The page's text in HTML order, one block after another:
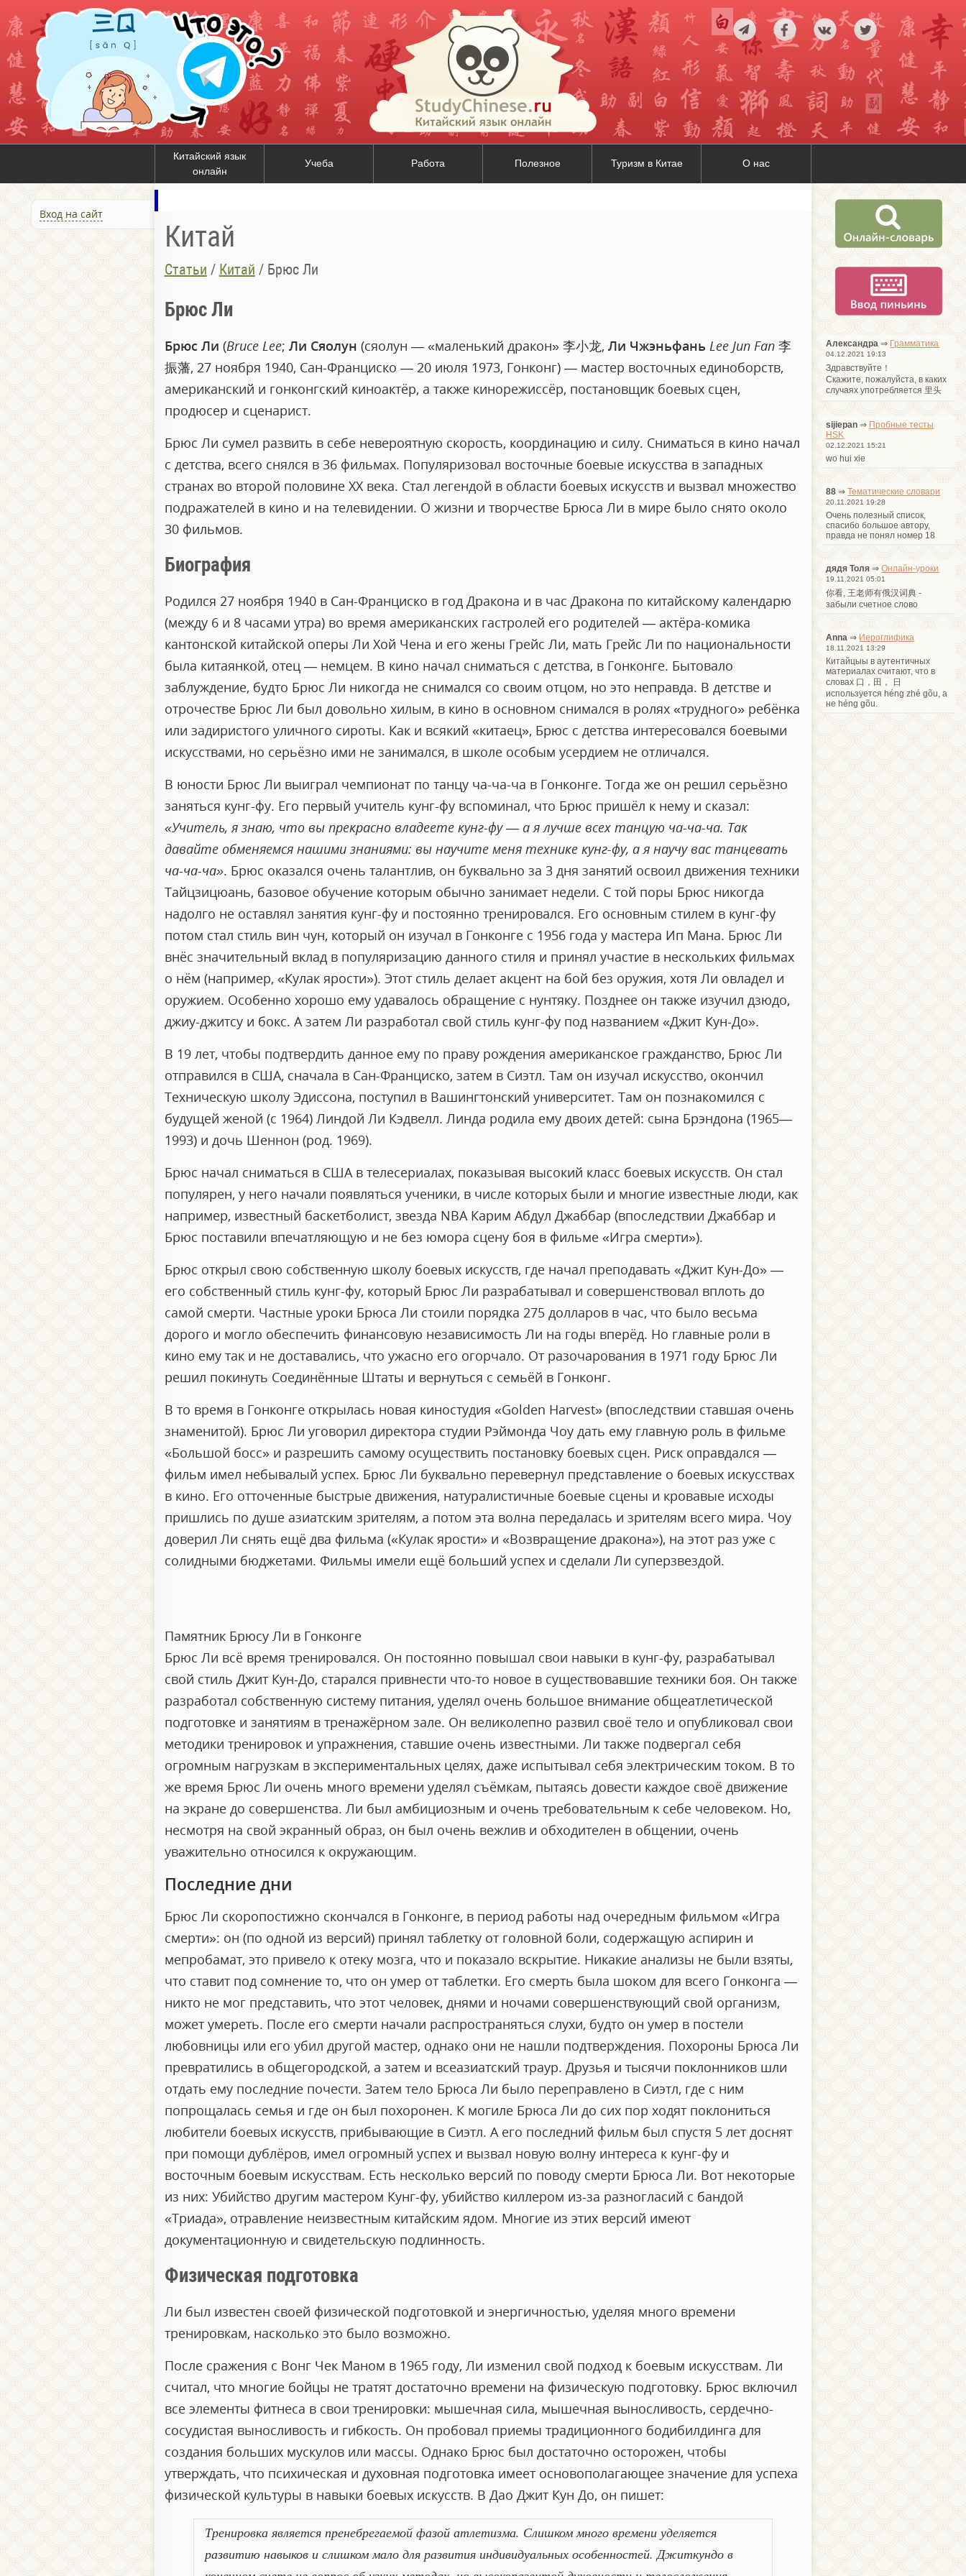
Китайский язык
онлайн
Учеба Работа Полезное Туризм в Китае О нас
Вход на сайт
Китай
Статьи / Китай / Брюс Ли
Брюс Ли
Брюс Ли (Bruce Lee; Ли Сяолун (сяолун — «маленький дракон» 李小龙, Ли Чжэньфань Lee Jun Fan 李
振藩, 27 ноября 1940, Сан-Франциско — 20 июля 1973, Гонконг) — мастер восточных единоборств,
американский и гонконгский киноактёр, а также кинорежиссёр, постановщик боевых сцен,
продюсер и сценарист.
Брюс Ли сумел развить в себе невероятную скорость, координацию и силу. Сниматься в кино начал
с детства, всего снялся в 36 фильмах. Популяризовал восточные боевые искусства в западных
странах во второй половине XX века. Стал легендой в области боевых искусств и вызвал множество
подражателей в кино и на телевидении. О жизни и творчестве Брюса Ли в мире было снято около
30 фильмов.
Биография
Родился 27 ноября 1940 в Сан-Франциско в год Дракона и в час Дракона по китайскому календарю
(между 6 и 8 часами утра) во время американских гастролей его родителей — актёра-комика
кантонской китайской оперы Ли Хой Чена и его жены Грейс Ли, мать Грейс Ли по национальности
была китаянкой, отец — немцем. В кино начал сниматься с детства, в Гонконге. Бытовало
заблуждение, будто Брюс Ли никогда не снимался со своим отцом, но это неправда. В детстве и
отрочестве Брюс Ли был довольно хилым, в кино в основном снимался в ролях «трудного» ребёнка
или задиристого уличного сироты. Как и всякий «китаец», Брюс с детства интересовался боевыми
искусствами, но серьёзно ими не занимался, в школе особым усердием не отличался.
В юности Брюс Ли выиграл чемпионат по танцу ча-ча-ча в Гонконге. Тогда же он решил серьёзно
заняться кунг-фу. Его первый учитель кунг-фу вспоминал, что Брюс пришёл к нему и сказал:
«Учитель, я знаю, что вы прекрасно владеете кунг-фу — а я лучше всех танцую ча-ча-ча. Так
давайте обменяемся нашими знаниями: вы научите меня технике кунг-фу, а я научу вас танцевать
ча-ча-ча». Брюс оказался очень талантлив, он буквально за 3 дня занятий освоил движения техники
Тайцзицюань, базовое обучение которым обычно занимает недели. С той поры Брюс никогда
надолго не оставлял занятия кунг-фу и постоянно тренировался. Его основным стилем в кунг-фу
потом стал стиль вин чун, который он изучал в Гонконге с 1956 года у мастера Ип Мана. Брюс Ли
внёс значительный вклад в популяризацию данного стиля и принял участие в нескольких фильмах
о нём (например, «Кулак ярости»). Этот стиль делает акцент на бой без оружия, хотя Ли овладел и
оружием. Особенно хорошо ему удавалось обращение с нунтяку. Позднее он также изучил дзюдо,
джиу-джитсу и бокс. А затем Ли разработал свой стиль кунг-фу под названием «Джит Кун-До».
В 19 лет, чтобы подтвердить данное ему по праву рождения американское гражданство, Брюс Ли
отправился в США, сначала в Сан-Франциско, затем в Сиэтл. Там он изучал искусство, окончил
Техническую школу Эдиссона, поступил в Вашингтонский университет. Там он познакомился с
будущей женой (с 1964) Линдой Ли Кэдвелл. Линда родила ему двоих детей: сына Брэндона (1965—
1993) и дочь Шеннон (род. 1969).
Брюс начал сниматься в США в телесериалах, показывая высокий класс боевых искусств. Он стал
популярен, у него начали появляться ученики, в числе которых были и многие известные люди, как
например, известный баскетболист, звезда NBA Карим Абдул Джаббар (впоследствии Джаббар и
Брюс поставили впечатляющую и не без юмора сцену боя в фильме «Игра смерти»).
Брюс открыл свою собственную школу боевых искусств, где начал преподавать «Джит Кун-До» —
его собственный стиль кунг-фу, который Брюс Ли разрабатывал и совершенствовал вплоть до
самой смерти. Частные уроки Брюса Ли стоили порядка 275 долларов в час, что было весьма
дорого и могло обеспечить финансовую независимость Ли на годы вперёд. Но главные роли в
кино ему так и не доставались, что ужасно его огорчало. От разочарования в 1971 году Брюс Ли
решил покинуть Соединённые Штаты и вернуться с семьёй в Гонконг.
В то время в Гонконге открылась новая киностудия «Golden Harvest» (впоследствии ставшая очень
знаменитой). Брюс Ли уговорил директора студии Рэймонда Чоу дать ему главную роль в фильме
«Большой босс» и разрешить самому осуществить постановку боевых сцен. Риск оправдался —
фильм имел небывалый успех. Брюс Ли буквально перевернул представление о боевых искусствах
в кино. Его отточенные быстрые движения, натуралистичные боевые сцены и кровавые исходы
пришлись по душе азиатским зрителям, а потом эта волна передалась и зрителям всего мира. Чоу
доверил Ли снять ещё два фильма («Кулак ярости» и «Возвращение дракона»), на этот раз уже с
солидными бюджетами. Фильмы имели ещё больший успех и сделали Ли суперзвездой.
Памятник Брюсу Ли в Гонконге
Брюс Ли всё время тренировался. Он постоянно повышал свои навыки в кунг-фу, разрабатывал
свой стиль Джит Кун-До, старался привнести что-то новое в существовавшие техники боя. Он также
разработал собственную систему питания, уделял очень большое внимание общеатлетической
подготовке и занятиям в тренажёрном зале. Он великолепно развил своё тело и опубликовал свои
методики тренировок и упражнения, ставшие очень известными. Ли также подвергал себя
огромным нагрузкам в экспериментальных целях, даже испытывал себя электрическим током. В то
же время Брюс Ли очень много времени уделял съёмкам, пытаясь довести каждое своё движение
на экране до совершенства. Ли был амбициозным и очень требовательным к себе человеком. Но,
несмотря на свой экранный образ, он был очень вежлив и обходителен в общении, очень
уважительно относился к окружающим.
Последние дни
Брюс Ли скоропостижно скончался в Гонконге, в период работы над очередным фильмом «Игра
смерти»: он (по одной из версий) принял таблетку от головной боли, содержащую аспирин и
мепробамат, это привело к отеку мозга, что и показало вскрытие. Никакие анализы не были взяты,
что ставит под сомнение то, что он умер от таблетки. Его смерть была шоком для всего Гонконга —
никто не мог представить, что этот человек, днями и ночами совершенствующий свой организм,
может умереть. После его смерти начали распространяться слухи, будто он умер в постели
любовницы или его убил другой мастер, однако они не нашли подтверждения. Похороны Брюса Ли
превратились в общегородской, а затем и всеазиатский траур. Друзья и тысячи поклонников шли
отдать ему последние почести. Затем тело Брюса Ли было переправлено в Сиэтл, где с ним
попрощалась семья и где он был похоронен. К могиле Брюса Ли до сих пор ходят поклониться
любители боевых искусств, прибывающие в Сиэтл. А его последний фильм был спустя 5 лет доснят
при помощи дублёров, имел огромный успех и вызвал новую волну интереса к кунг-фу и
восточным боевым искусствам. Есть несколько версий по поводу смерти Брюса Ли. Вот некоторые
из них: Убийство другим мастером Кунг-фу, убийство киллером из-за разногласий с бандой
«Триада», отравление неизвестным китайским ядом. Многие из этих версий имеют
документационную и свидетельскую подлинность.
Физическая подготовка
Ли был известен своей физической подготовкой и энергичностью, уделяя много времени
тренировкам, насколько это было возможно.
После сражения с Вонг Чек Маном в 1965 году, Ли изменил свой подход к боевым искусствам. Ли
считал, что многие бойцы не тратят достаточно времени на физическую подготовку. Брюс включил
все элементы фитнеса в свои тренировки: мышечная сила, мышечная выносливость, сердечно-
сосудистая выносливость и гибкость. Он пробовал приемы традиционного бодибилдинга для
создания больших мускулов или массы. Однако Брюс был достаточно осторожен, чтобы
утверждать, что психическая и духовная подготовка имеет основополагающее значение для успеха
физической культуры в навыки боевых искусств. В Дао Джит Кун До, он пишет:
Тренировка является пренебрегаемой фазой атлетизма. Слишком много времени уделяется
развитию навыков и слишком мало для развития индивидуальных особенностей. Джиткундо в
Александра ⇒ Грамматика
04.12.2021 19:13
Здравствуйте！
Cкажите, пожалуйста, в каких
случаях употребляется 里头
sijiepan ⇒ Пробные тесты
HSK
02.12.2021 15:21
wo hui xie
88 ⇒Тематические словари
20.11.2021 19:28
Очень полезный список,
спасибо большое автору,
правда не понял номер 18
дядя Толя ⇒Онлайн-уроки
19.11.2021 05:01
你看, 王老师有俄汉词典 -
забыли счетное слово
Anna ⇒ Иероглифика
18.11.2021 13:29
Китайцыы в аутентичных
материалах считают, что в
словах 口，田， 日
используется héng zhé gõu, а
не héng gõu.